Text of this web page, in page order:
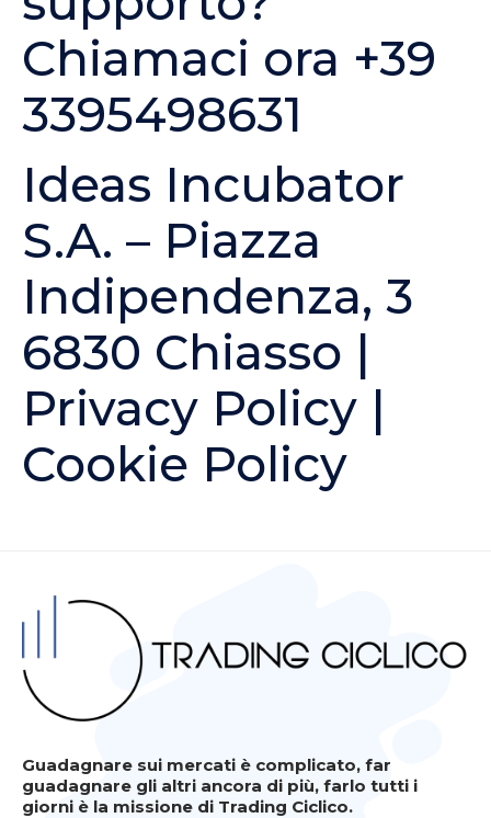
Chiamaci ora +39
3395498631
Ideas Incubator
S.A. – Piazza
Indipendenza, 3
6830 Chiasso |
Privacy Policy |
Cookie Policy
Guadagnare sui mercati è complicato, far
guadagnare gli altri ancora di più, farlo tutti i
giorni è la missione di Trading Ciclico.